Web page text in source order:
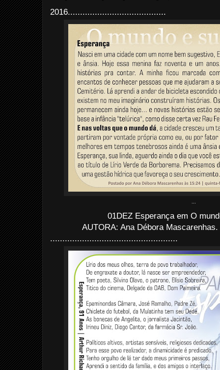
2016........................................
01DEZ Esperança em O
AUTORA: Ana Débora
....................................................